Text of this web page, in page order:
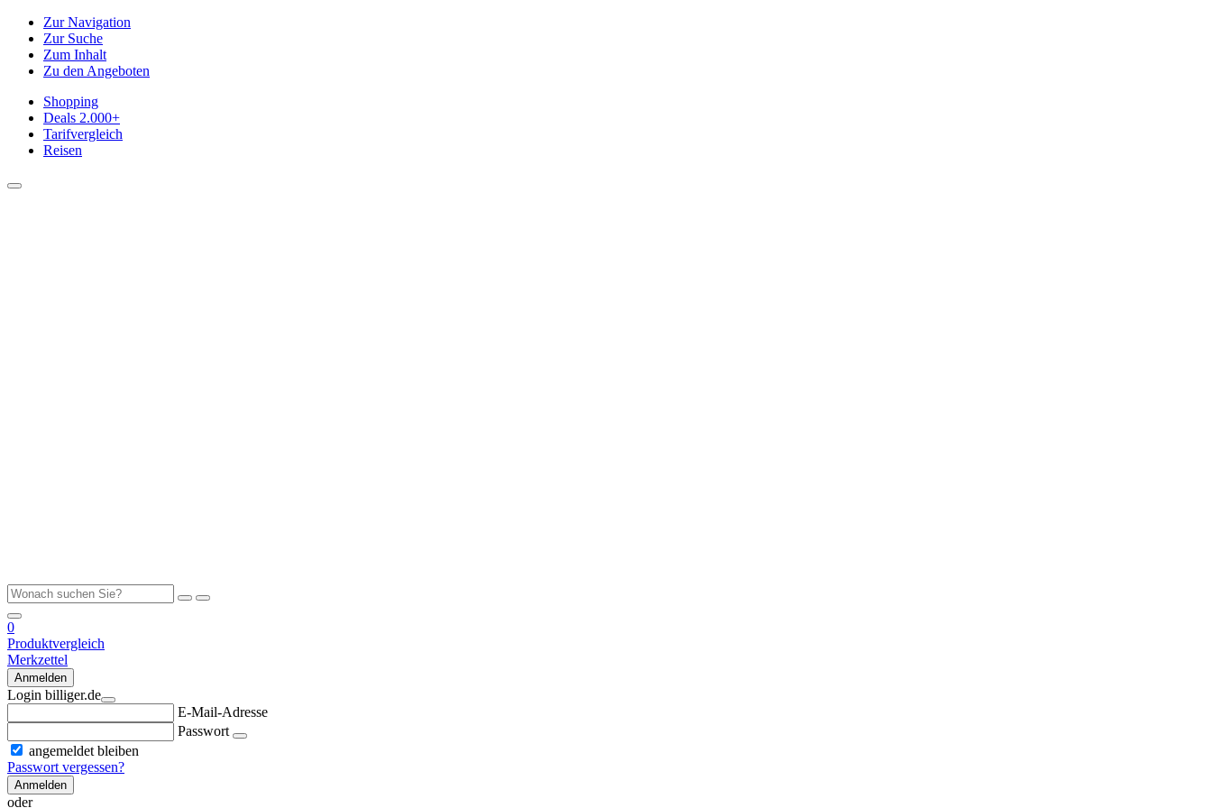
Zur Navigation
Zur Suche
Zum Inhalt
Zu den Angeboten
Shopping
Deals 2.000+
Tarifvergleich
Reisen
0
Produktvergleich
Merkzettel
Anmelden
Login billiger.de
E-Mail-Adresse
Passwort
angemeldet bleiben
Passwort vergessen?
Anmelden
oder